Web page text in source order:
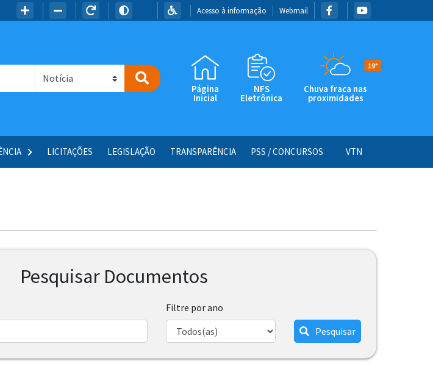
Acesso à informação Webmail
Página
Inicial
NFS
Eletrônica
19°
Chuva fraca nas
proximidades
LICITAÇÕES LEGISLAÇÃO TRANSPARÊNCIA PSS / CONCURSOS VTN
Pesquisar Documentos
Filtre por ano
Pesquisar